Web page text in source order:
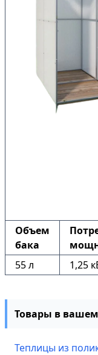
Объем
бака
55 л 1,25
Товары в
Теплицы из